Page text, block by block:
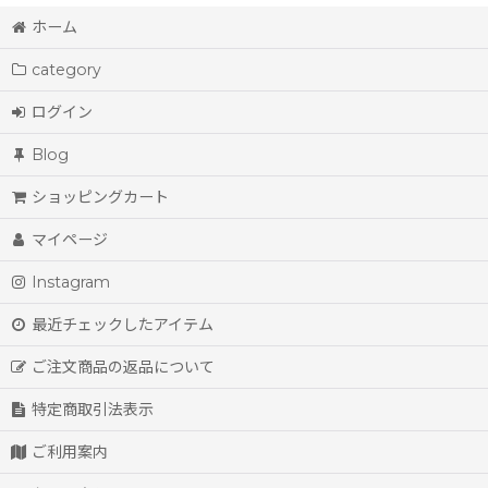
ホーム
category
ログイン
Blog
ショッピングカート
マイページ
Instagram
最近チェックしたアイテム
ご注文商品の返品について
特定商取引法表示
ご利用案内